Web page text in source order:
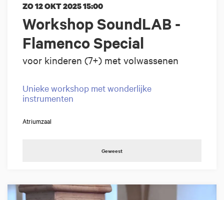
Workshop SoundLAB -
Flamenco Special
voor kinderen (7+) met volwassenen
ZO 12 OKT 202515:00
Unieke workshop met wonderlijke
instrumenten
Atriumzaal
Geweest